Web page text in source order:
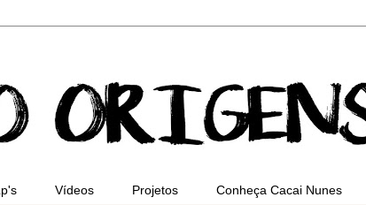
Vídeos Projetos Conheça Cacai Nunes